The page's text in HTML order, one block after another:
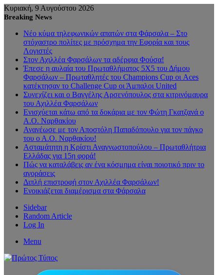
Κυριακή, 9 Αυγούστου 2026
Breaking News
Νέο κύμα τηλεφωνικών απατών στα Φάρσαλα – Στο
στόχαστρο πολίτες με πρόσχημα την Εφορία και τους
Λογιστές
Στον Αχιλλέα Φαρσάλων τα αδέρφια Φούσα!
Έπεσε η αυλαία του Πρωταθλήματος 5Χ5 του Δήμου
Φαρσάλων – Πρωταθλητές του Champions Cup οι Aces
κατέκτησαν το Challenge Cup οι Άμπαλοι United
Συνεχίζει και ο Βαγγέλης Αρσενόπουλος στα κιτρινόμαυρα
του Αχιλλέα Φαρσάλων
Ενισχύεται κάτω από τα δοκάρια με τον Φώτη Γκατζανά ο
Α.Ο. Ναρθακίου
Ανανέωσε με τον Αποστόλη Παπαδόπουλο για τον πάγκο
του ο Α.Ο. Ναρθακίου!
Ασταμάτητη η Κρίστι Αναγνωστοπούλου – Πρωταθλήτρια
Ελλάδας για 15η φορά!
Πώς να καταλάβεις αν ένα κόσμημα είναι ποιοτικό πριν το
αγοράσεις
Διπλή επιστροφή στον Αχιλλέα Φαρσάλων!
Ενοικιάζεται διαμέρισμα στα Φάρσαλα
Sidebar
Random Article
Log In
Menu